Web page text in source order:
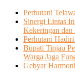
Perhutani
Sinergi Lintas
Kekeringan dan
Perhutani
Bupati Tinjau
Warga Jaga
Gebyar